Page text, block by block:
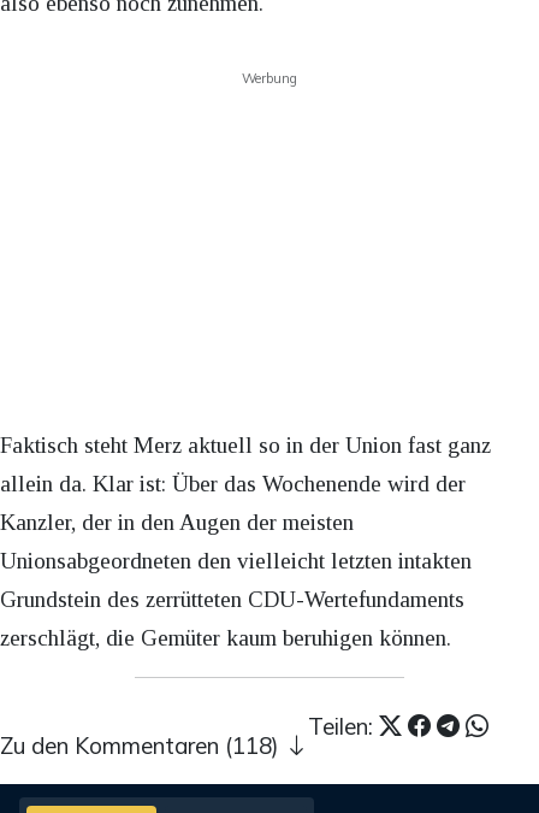
Werbung
Faktisch steht Merz aktuell so in der Union fast ganz
allein da. Klar ist: Über das Wochenende wird der
Kanzler, der in den Augen der meisten
Unionsabgeordneten den vielleicht letzten intakten
Grundstein des zerrütteten CDU-Wertefundaments
zerschlägt, die Gemüter kaum beruhigen können.
Teilen:
Zu den Kommentaren (118)